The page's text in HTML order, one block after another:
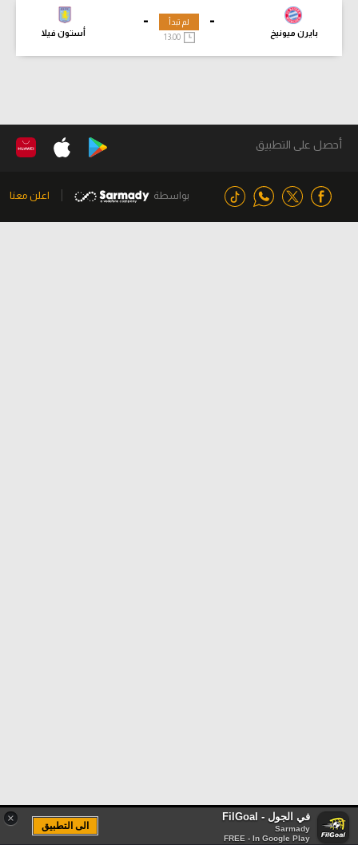
-
بايرن ميونيخ
-
أستون فيلا
لم تبدأ
13:00
أحصل على التطبيق
بواسطة اعلن معنا
× في الجول - FilGoal
Sarmady
FREE - In Google Play
الى التطبيق